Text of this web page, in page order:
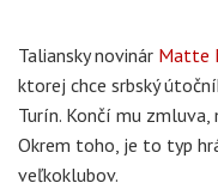
Taliansky novinár Matte
ktorej chce srbský
Turín. Končí mu
Okrem toho, je to typ
veľkoklubov.